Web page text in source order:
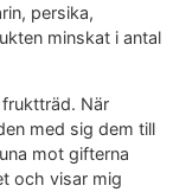
persika,
minskat i antal
När
med sig dem till
mot gifterna
och visar mig